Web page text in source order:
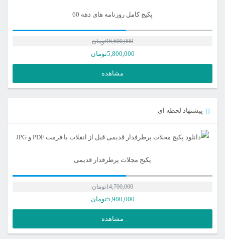
پکیج کامل روزنامه های دهه 60
16,600,000تومان
5,800,000تومان
مشاهده
پیشنهاد لحظه ای
پکیج مجلات پرطرفدار قدیمی
14,700,000تومان
5,900,000تومان
مشاهده